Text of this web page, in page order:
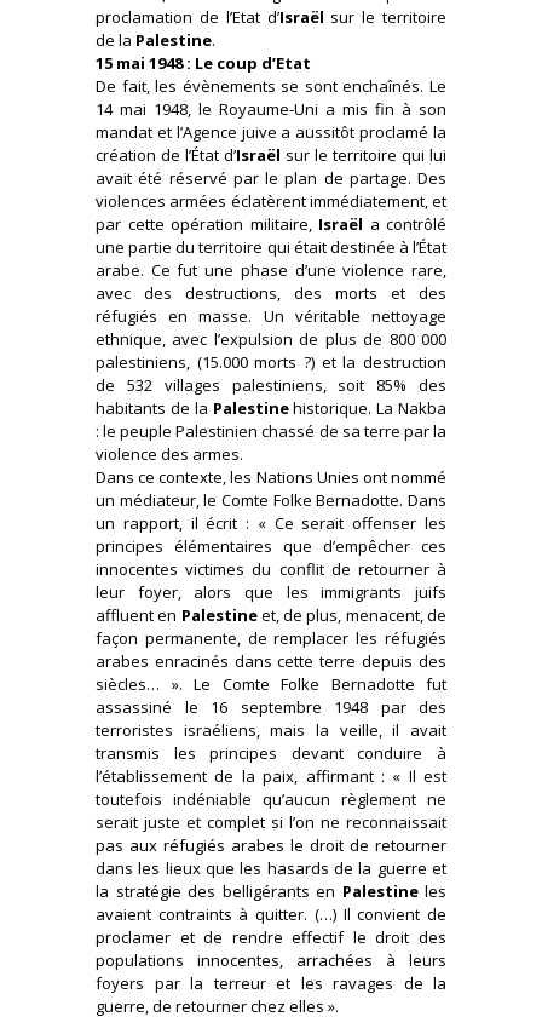
proclamation de l’Etat d’Israël sur le territoire
de la Palestine.
15 mai 1948 : Le coup d’Etat
De fait, les évènements se sont enchaînés. Le
14 mai 1948, le Royaume-Uni a mis fin à son
mandat et l’Agence juive a aussitôt proclamé la
création de l’État d’Israël sur le territoire qui lui
avait été réservé par le plan de partage. Des
violences armées éclatèrent immédiatement, et
par cette opération militaire, Israël a contrôlé
une partie du territoire qui était destinée à l’État
arabe. Ce fut une phase d’une violence rare,
avec des destructions, des morts et des
réfugiés en masse. Un véritable nettoyage
ethnique, avec l’expulsion de plus de 800 000
palestiniens, (15.000 morts ?) et la destruction
de 532 villages palestiniens, soit 85% des
habitants de la Palestinehistorique. La Nakba
: le peuple Palestinien chassé de sa terre par la
violence des armes.
Dans ce contexte, les Nations Unies ont nommé
un médiateur, le Comte Folke Bernadotte. Dans
un rapport, il écrit : « Ce serait offenser les
principes élémentaires que d’empêcher ces
innocentes victimes du conflit de retourner à
leur foyer, alors que les immigrants juifs
affluent en Palestineet, de plus, menacent, de
façon permanente, de remplacer les réfugiés
arabes enracinés dans cette terre depuis des
siècles… ». Le Comte Folke Bernadotte fut
assassiné le 16 septembre 1948 par des
terroristes israéliens, mais la veille, il avait
transmis les principes devant conduire à
l’établissement de la paix, affirmant : « Il est
toutefois indéniable qu’aucun règlement ne
serait juste et complet si l’on ne reconnaissait
pas aux réfugiés arabes le droit de retourner
dans les lieux que les hasards de la guerre et
la stratégie des belligérants en Palestineles
avaient contraints à quitter. (…) Il convient de
proclamer et de rendre effectif le droit des
populations innocentes, arrachées à leurs
foyers par la terreur et les ravages de la
guerre, de retourner chez elles ».